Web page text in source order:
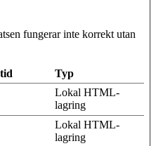
fungerar inte korrekt utan
Typ
Lokal HTML-
lagring
Lokal HTML-
lagring